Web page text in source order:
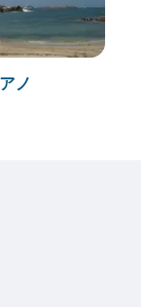
ノ